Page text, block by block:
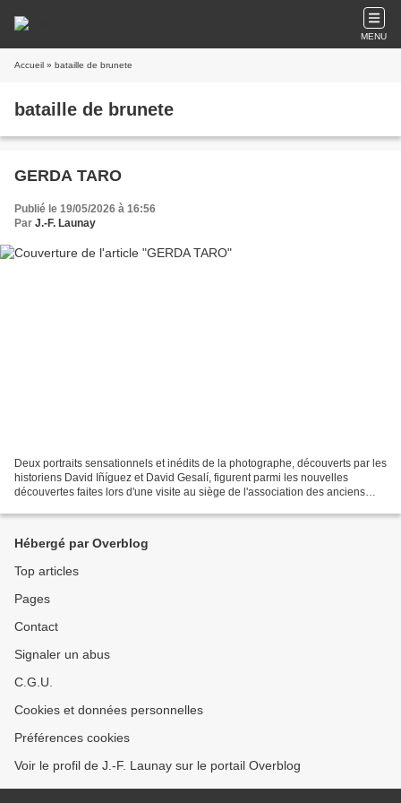
MENU
Accueil » bataille de brunete
bataille de brunete
GERDA TARO
Publié le 19/05/2026 à 16:56
Par J.-F. Launay
Deux portraits sensationnels et inédits de la photographe, découverts par les
historiens David Iñíguez et David Gesalí, figurent parmi les nouvelles
découvertes faites lors d'une visite au siège de l'association des anciens
Hébergé par Overblog
Top articles
Pages
Contact
Signaler un abus
C.G.U.
Cookies et données personnelles
Préférences cookies
Voir le profil de J.-F. Launay sur le portail Overblog